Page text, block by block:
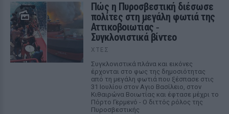
Πώς η Πυροσβεστική διέσωσε
πολίτες στη μεγάλη φωτιά της
Αττικοβοιωτίας ‑
Συγκλονιστικά βίντεο
ΧΤΕΣ
Συγκλονιστικά πλάνα και εικόνες
έρχονται στο φως της δημοσιότητας
από τη μεγάλη φωτιά που ξέσπασε στις
31 Ιουλίου στον Αγιο Βασίλειο, στον
Κιθαιρώνα Βοιωτίας και έφτασε μέχρι το
Πόρτο Γερμενό - Ο διττός ρόλος της
Πυροσβεστικής